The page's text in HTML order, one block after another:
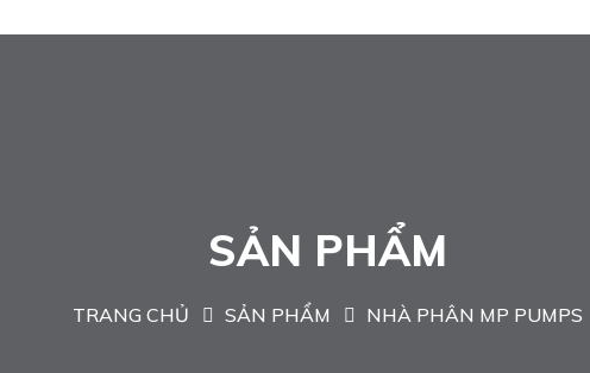
SẢN PHẨM
TRANG CHỦ SẢN PHẨM NHÀ PHÂN MP PUMPS